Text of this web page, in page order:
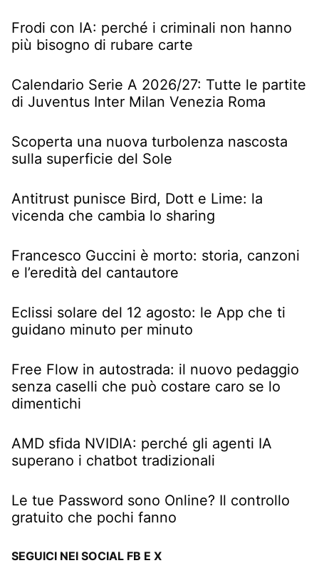
Frodi con IA: perché i criminali non hanno
più bisogno di rubare carte
Calendario Serie A 2026/27: Tutte le partite
di Juventus Inter Milan Venezia Roma
Scoperta una nuova turbolenza nascosta
sulla superficie del Sole
Antitrust punisce Bird, Dott e Lime: la
vicenda che cambia lo sharing
Francesco Guccini è morto: storia, canzoni
e l’eredità del cantautore
Eclissi solare del 12 agosto: le App che ti
guidano minuto per minuto
Free Flow in autostrada: il nuovo pedaggio
senza caselli che può costare caro se lo
dimentichi
AMD sfida NVIDIA: perché gli agenti IA
superano i chatbot tradizionali
Le tue Password sono Online? Il controllo
gratuito che pochi fanno
SEGUICI NEI SOCIAL FB E X